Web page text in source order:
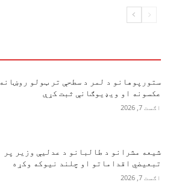
ستورپوهانو د لمر د سطحې تر ټولو روښانه
عکسونه او ویډیوګانې ثبت کړې
اګست 7, 2026
شیعه مشرانو د طالبانو د عدلیې وزیر پر
تبعیضي اقداماتو او چلند نیوکه وکړه
اګست 7, 2026